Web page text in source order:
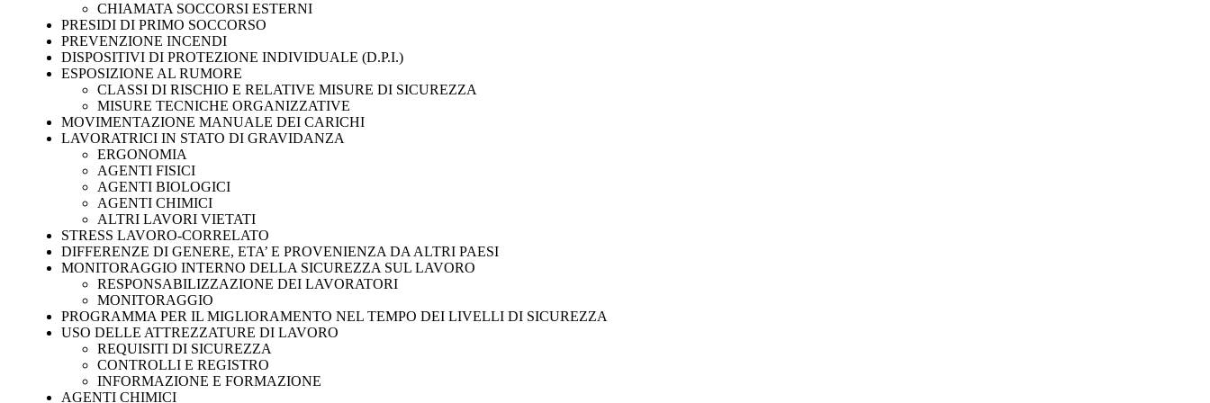
CHIAMATA SOCCORSI ESTERNI
PRESIDI DI PRIMO SOCCORSO
PREVENZIONE INCENDI
DISPOSITIVI DI PROTEZIONE INDIVIDUALE (D.P.I.)
ESPOSIZIONE AL RUMORE
CLASSI DI RISCHIO E RELATIVE MISURE DI SICUREZZA
MISURE TECNICHE ORGANIZZATIVE
MOVIMENTAZIONE MANUALE DEI CARICHI
LAVORATRICI IN STATO DI GRAVIDANZA
ERGONOMIA
AGENTI FISICI
AGENTI BIOLOGICI
AGENTI CHIMICI
ALTRI LAVORI VIETATI
STRESS LAVORO-CORRELATO
DIFFERENZE DI GENERE, ETA’ E PROVENIENZA DA ALTRI PAESI
MONITORAGGIO INTERNO DELLA SICUREZZA SUL LAVORO
RESPONSABILIZZAZIONE DEI LAVORATORI
MONITORAGGIO
PROGRAMMA PER IL MIGLIORAMENTO NEL TEMPO DEI LIVELLI DI SICUREZZA
USO DELLE ATTREZZATURE DI LAVORO
REQUISITI DI SICUREZZA
CONTROLLI E REGISTRO
INFORMAZIONE E FORMAZIONE
AGENTI CHIMICI